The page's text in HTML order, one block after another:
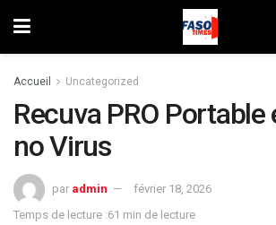
Accueil Uncategorized
Recuva PRO Portable
no Virus
par admin
février 18, 2026
Temps de lecture :61 min de lecture